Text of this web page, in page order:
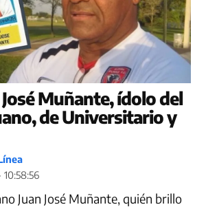
Muñante, ídolo del
de Universitario y
10:58:56
Juan José Muñante, quién brillo